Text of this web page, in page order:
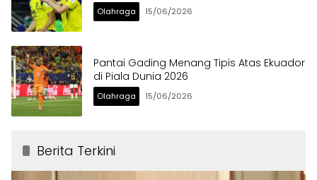
Olahraga 15/06/2026
Pantai Gading Menang Tipis Atas Ekuador
di Piala Dunia 2026
Olahraga 15/06/2026
Berita Terkini